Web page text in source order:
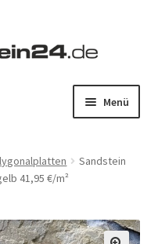
Menü
Sandstein
41,95 €/m²